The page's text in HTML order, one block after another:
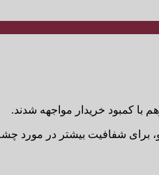
شفافیت بیشتر در مورد